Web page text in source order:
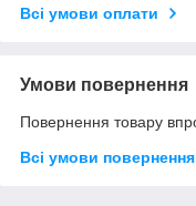
Всі умови оплати
Умови повернення
Повернення товару
Всі умови повернення